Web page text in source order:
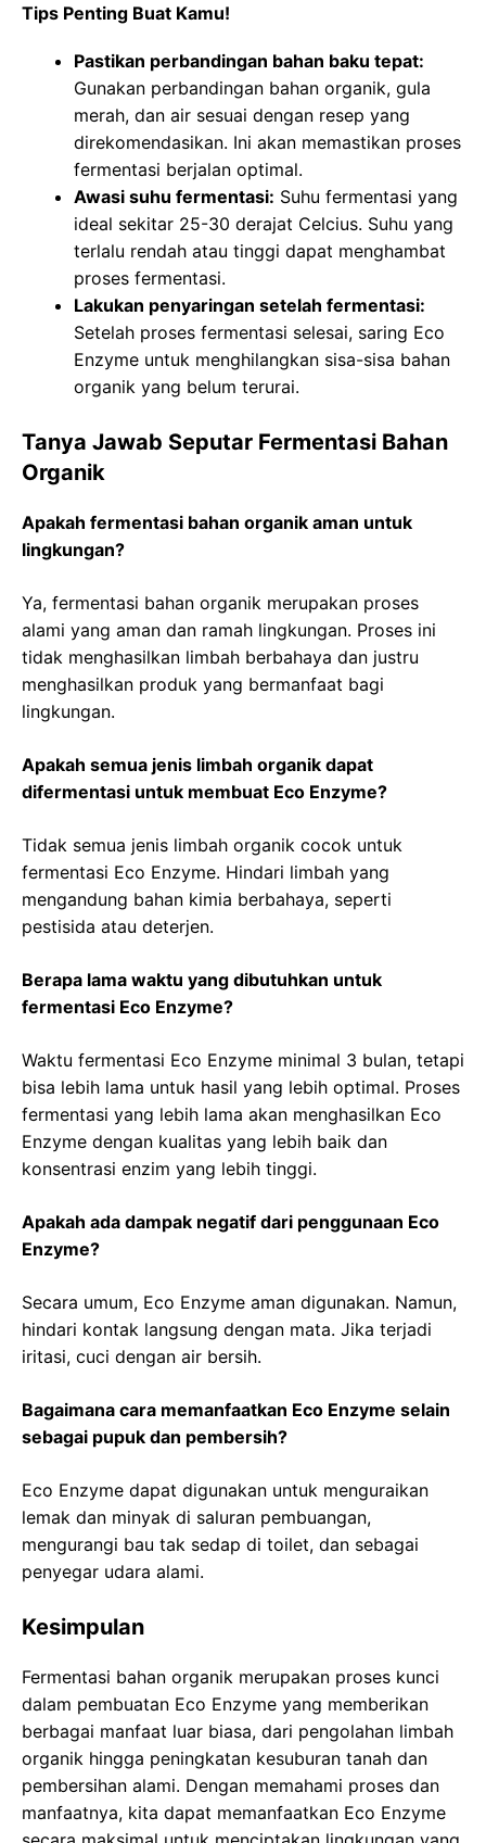
Tips Penting Buat Kamu!
Pastikan perbandingan bahan baku tepat:
Gunakan perbandingan bahan organik, gula
merah, dan air sesuai dengan resep yang
direkomendasikan. Ini akan memastikan proses
fermentasi berjalan optimal.
Awasi suhu fermentasi: Suhu fermentasi yang
ideal sekitar 25-30 derajat Celcius. Suhu yang
terlalu rendah atau tinggi dapat menghambat
proses fermentasi.
Lakukan penyaringan setelah fermentasi:
Setelah proses fermentasi selesai, saring Eco
Enzyme untuk menghilangkan sisa-sisa bahan
organik yang belum terurai.
Tanya Jawab Seputar Fermentasi Bahan
Organik
Apakah fermentasi bahan organik aman untuk
lingkungan?
Ya, fermentasi bahan organik merupakan proses
alami yang aman dan ramah lingkungan. Proses ini
tidak menghasilkan limbah berbahaya dan justru
menghasilkan produk yang bermanfaat bagi
lingkungan.
Apakah semua jenis limbah organik dapat
difermentasi untuk membuat Eco Enzyme?
Tidak semua jenis limbah organik cocok untuk
fermentasi Eco Enzyme. Hindari limbah yang
mengandung bahan kimia berbahaya, seperti
pestisida atau deterjen.
Berapa lama waktu yang dibutuhkan untuk
fermentasi Eco Enzyme?
Waktu fermentasi Eco Enzyme minimal 3 bulan, tetapi
bisa lebih lama untuk hasil yang lebih optimal. Proses
fermentasi yang lebih lama akan menghasilkan Eco
Enzyme dengan kualitas yang lebih baik dan
konsentrasi enzim yang lebih tinggi.
Apakah ada dampak negatif dari penggunaan Eco
Enzyme?
Secara umum, Eco Enzyme aman digunakan. Namun,
hindari kontak langsung dengan mata. Jika terjadi
iritasi, cuci dengan air bersih.
Bagaimana cara memanfaatkan Eco Enzyme selain
sebagai pupuk dan pembersih?
Eco Enzyme dapat digunakan untuk menguraikan
lemak dan minyak di saluran pembuangan,
mengurangi bau tak sedap di toilet, dan sebagai
penyegar udara alami.
Kesimpulan
Fermentasi bahan organik merupakan proses kunci
dalam pembuatan Eco Enzyme yang memberikan
berbagai manfaat luar biasa, dari pengolahan limbah
organik hingga peningkatan kesuburan tanah dan
pembersihan alami. Dengan memahami proses dan
manfaatnya, kita dapat memanfaatkan Eco Enzyme